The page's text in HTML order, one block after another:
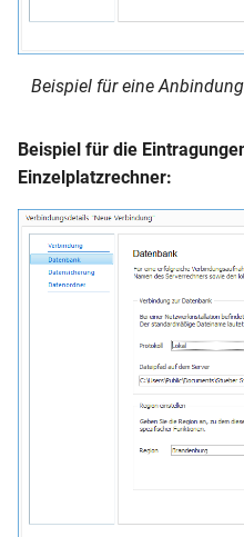
Beispiel für eine
Beispiel für die
Einzelplatzrechner: